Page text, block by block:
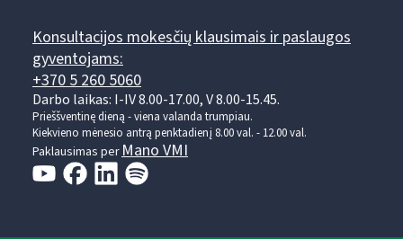
Konsultacijos mokesčių klausimais ir paslaugos
gyventojams:
+370 5 260 5060
Darbo laikas: I-IV 8.00-17.00, V 8.00-15.45.
Prieššventinę dieną - viena valanda trumpiau.
Kiekvieno mėnesio antrą penktadienį 8.00 val. - 12.00 val.
Paklausimas perMano VMI